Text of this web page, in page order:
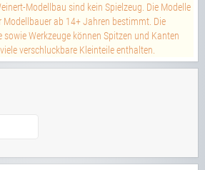
Modellbau sind kein Spielzeug. Die Modelle
ab 14+ Jahren bestimmt. Die
Werkzeuge können Spitzen und Kanten
verschluckbare Kleinteile enthalten.